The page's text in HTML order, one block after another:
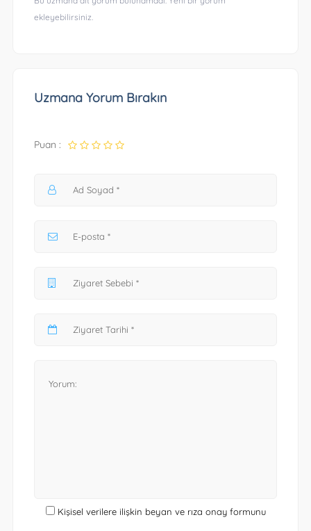
ekleyebilirsiniz.
Uzmana Yorum Bırakın
Puan :
Kişisel verilere ilişkin beyan ve rıza onay formunu